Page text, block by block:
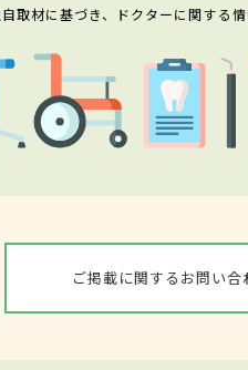
取材に基づき、ドクターに関する
ご掲載に関するお問い合